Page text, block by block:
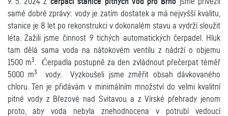
samé dobré zprávy: vody je zatím dostatek a má nejvyšší kvalitu,
stanice je 8 let po rekonstrukci v dokonalém stavu a vydrží sloužit
léta. Zažili jsme činnost 9tichých automatických čerpadel. Hluk
tam dělá sama voda na nátokovém ventilu z nádrží o objemu
1500 m3
. Ćerpadla postupně za den zvládnout přečerpat téměř
5000 m3
vody. Vyzkoušeli jsme změřit obsah dávkovaného
chloru. Ten je přidávám v minimálním množství do velmi kvalitní
pitné vody z Březové nad Svitavou a z Vírské přehrady jenom
proto, aby voda nebyla znehodnocena v potrubí vedoucí